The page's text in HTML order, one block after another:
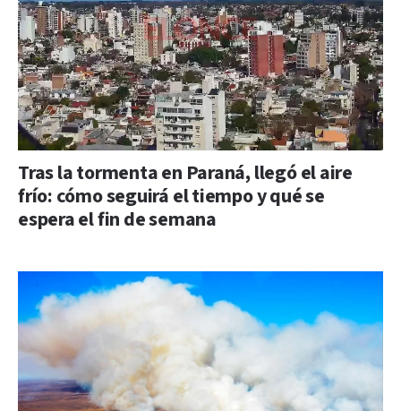
Tras la tormenta en Paraná, llegó el aire
frío: cómo seguirá el tiempo y qué se
espera el fin de semana